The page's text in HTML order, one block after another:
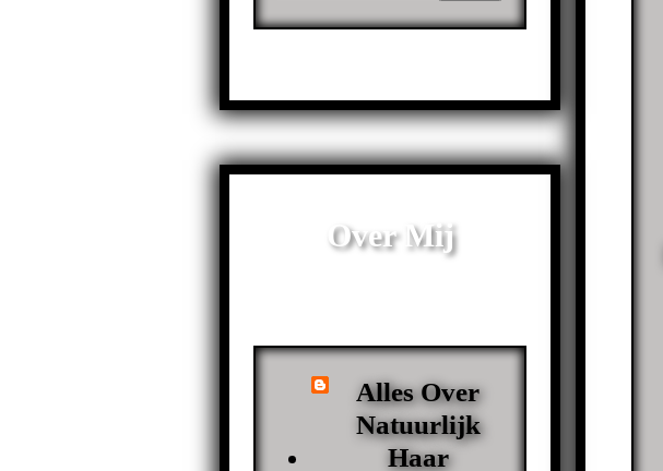
Over Mij
Alles Over
Natuurlijk
Haar